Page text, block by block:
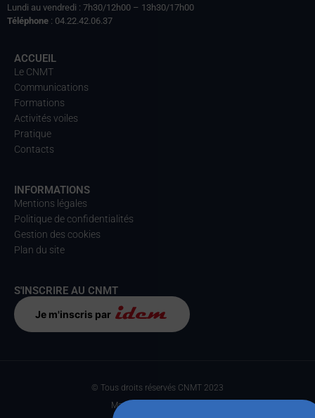
Lundi au vendredi : 7h30/12h00 – 13h30/17h00
Téléphone : 04.22.42.06.37
ACCUEIL
Le CNMT
Communications
Formations
Activités voiles
Pratique
Contacts
INFORMATIONS
Mentions légales
Politique de confidentialités
Gestion des cookies
Plan du site
S'INSCRIRE AU CNMT
Je m'inscris par
© Tous droits réservés CNMT 2023
Made with